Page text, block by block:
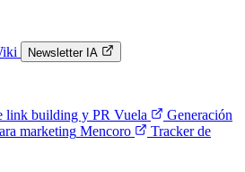
Newsletter IA
link building y PR Vuela
Generación
marketing Mencoro
Tracker de